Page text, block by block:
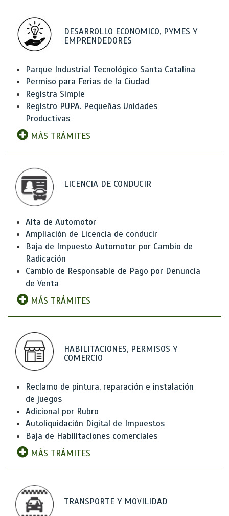
DESARROLLO ECONOMICO, PYMES Y
EMPRENDEDORES
Parque Industrial Tecnológico Santa Catalina
Permiso para Ferias de la Ciudad
Registra Simple
Registro PUPA. Pequeñas Unidades
Productivas
MÁS TRÁMITES
LICENCIA DE CONDUCIR
Alta de Automotor
Ampliación de Licencia de conducir
Baja de Impuesto Automotor por Cambio de
Radicación
Cambio de Responsable de Pago por Denuncia
de Venta
MÁS TRÁMITES
HABILITACIONES, PERMISOS Y
COMERCIO
Reclamo de pintura, reparación e instalación
de juegos
Adicional por Rubro
Autoliquidación Digital de Impuestos
Baja de Habilitaciones comerciales
MÁS TRÁMITES
TRANSPORTE Y MOVILIDAD